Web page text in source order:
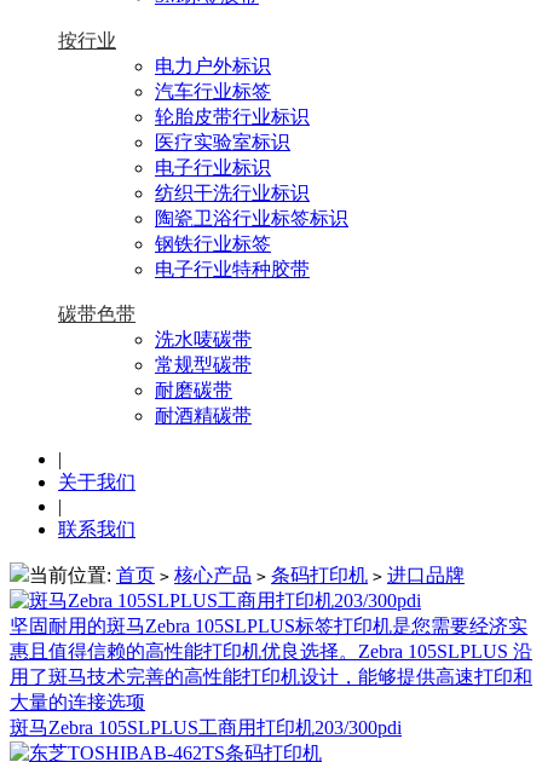
按行业
电力户外标识
汽车行业标签
轮胎皮带行业标识
医疗实验室标识
电子行业标识
纺织干洗行业标识
陶瓷卫浴行业标签标识
钢铁行业标签
电子行业特种胶带
碳带色带
洗水唛碳带
常规型碳带
耐磨碳带
耐酒精碳带
|
关于我们
|
联系我们
当前位置: 首页 > 核心产品 > 条码打印机 > 进口品牌
坚固耐用的斑马Zebra 105SLPLUS标签打印机是您需要经济实
惠且值得信赖的高性能打印机优良选择。Zebra 105SLPLUS 沿
用了斑马技术完善的高性能打印机设计，能够提供高速打印和
大量的连接选项
斑马Zebra 105SLPLUS工商用打印机203/300pdi